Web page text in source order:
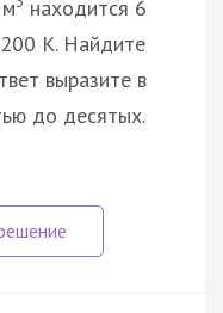
находится 6
200 К. Найдите
выразите в
до десятых.